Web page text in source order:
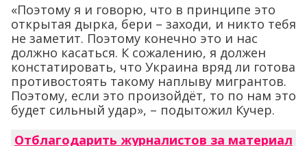
«Поэтому я и говорю, что в принципе это
открытая дырка, бери – заходи, и никто тебя
не заметит. Поэтому конечно это и нас
должно касаться. К сожалению, я должен
констатировать, что Украина вряд ли готова
противостоять такому наплыву мигрантов.
Поэтому, если это произойдёт, то по нам это
будет сильный удар», – подытожил Кучер.
Отблагодарить журналистов за материал